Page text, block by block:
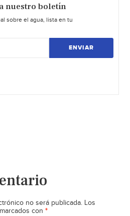
nuestro boletín
sobre el agua, lista en tu
ENVIAR
no será publicada. Los
con *